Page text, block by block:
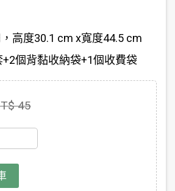
高度30.1 cm x寬度44.5 cm
個背黏收納袋+1個收費袋
45